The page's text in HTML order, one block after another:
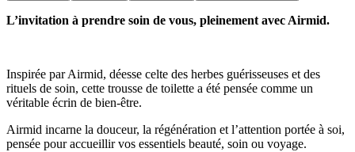
L’invitation à prendre soin de vous, pleinement avec Airmid.
Inspirée par Airmid, déesse celte des herbes guérisseuses et des
rituels de soin, cette trousse de toilette a été pensée comme un
véritable écrin de bien-être.
Airmid incarne la douceur, la régénération et l’attention portée à soi,
pensée pour accueillir vos essentiels beauté, soin ou voyage.